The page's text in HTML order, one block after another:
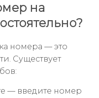
на
номера — это
Существует
— введите номер